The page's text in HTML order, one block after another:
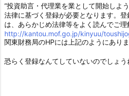
”投資助言・代理業を業として開始しよ
法律に基づく登録が必要となります。
は、あらかじめ法律等をよく読んでご理
http://kantou.mof.go.jp/kinyuu/
関東財務局のHPには上記のようにありま
恐らく登録なんてしていないのでしょう